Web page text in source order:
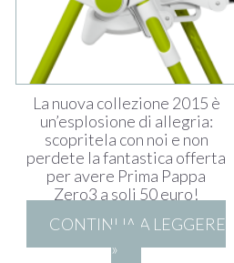
La nuova collezione 2015 è
un’esplosione di allegria:
scopritela con noi e non
perdete la fantastica offerta
per avere Prima Pappa
Zero3 a soli 50 euro!
CONTINUA A LEGGERE
»